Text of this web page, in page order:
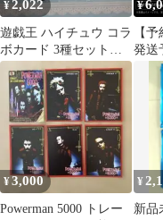
¥2,022
遊戯王 ハイチュウ コラ
ボカード 3種セット
未開封
¥
【
発送
ゲ
ル
き
¥3,000
Powerman 5000 トレー
¥
新